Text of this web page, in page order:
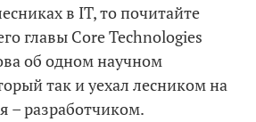
в IT, то почитайте
главы Core Technologies
об одном научном
так и уехал лесником на
– разработчиком.